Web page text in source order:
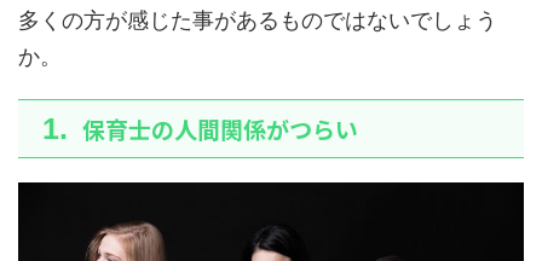
多くの方が感じた事があるものではないでしょう
か。
保育士の人間関係がつらい